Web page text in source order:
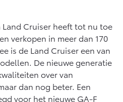
Proace Verso
BATTERIJ-ELEKTRISCH
Land Cruiser heeft tot nu toe
verkopen in meer dan 170
is de Land Cruiser een van
De nieuwe generatie
over van
dan nog beter. Een
voor het nieuwe GA-F